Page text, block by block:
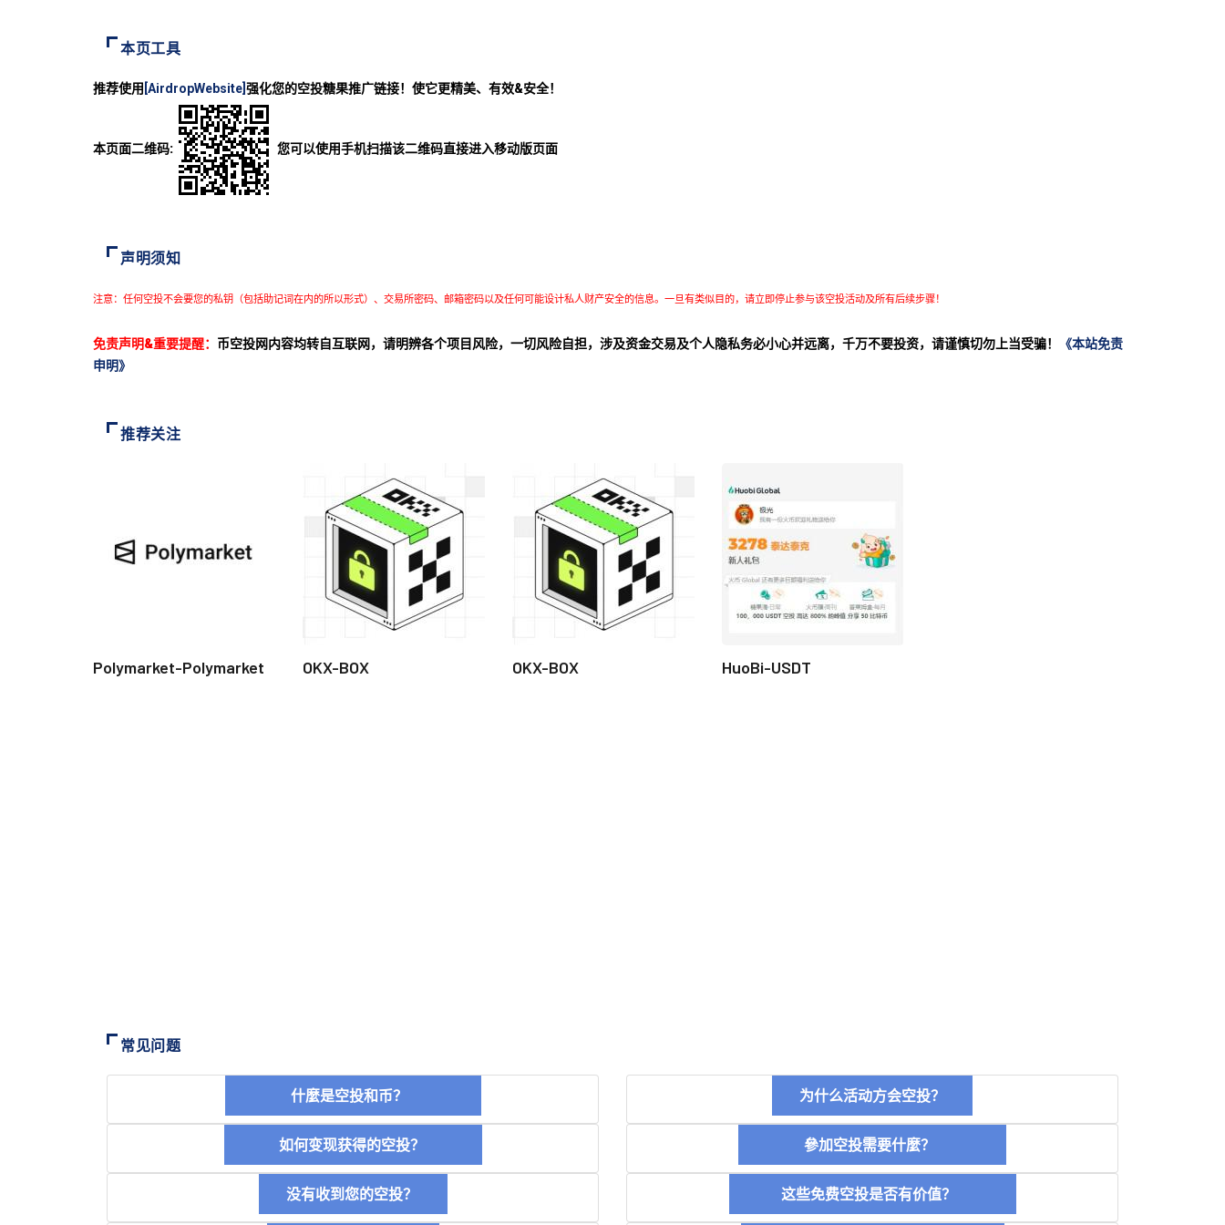
本页工具
推荐使用 [AirdropWebsite] 强化您的空投糖果推广链接！使它更精美、有效&安全！
本页面二维码: 您可以使用手机扫描该二维码直接进入移动版页面
声明须知
注意：任何空投不会要您的私钥（包括助记词在内的所以形式）、交易所密码、邮箱密码以及任何可能设计私人财产安全的信息。一旦有类似目的，请立即停止参与该空投活动及所有后续步骤！
免责声明&重要提醒： 币空投网内容均转自互联网，请明辨各个项目风险，一切风险自担，涉及资金交易及个人隐私务必小心并远离，千万不要投资，请谨慎切勿上当受骗！
《本站免责
申明》
推荐关注
Polymarket-Polymarket OKX-BOX OKX-BOX HuoBi-USDT
常见问题
什麼是空投和币？ 为什么活动方会空投？
如何变现获得的空投？ 參加空投需要什麼？
没有收到您的空投？ 这些免费空投是否有价值？